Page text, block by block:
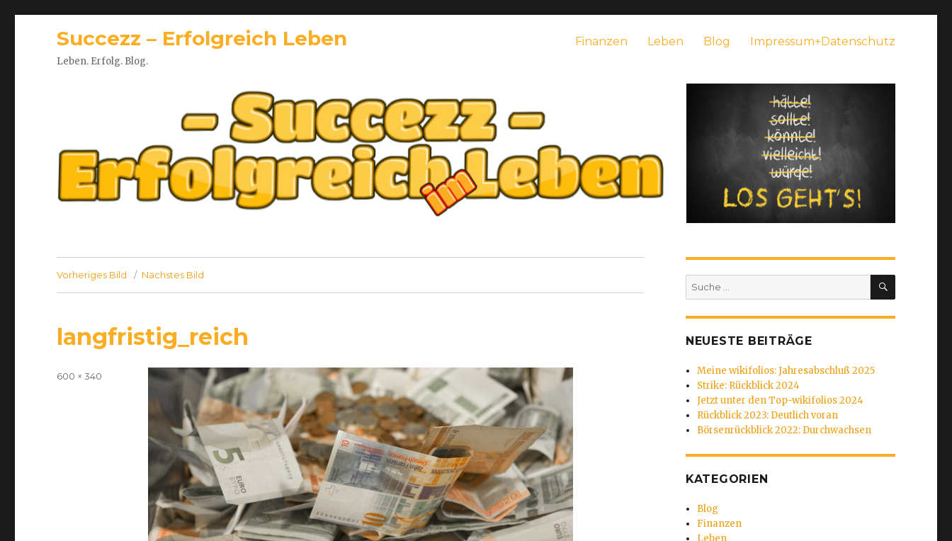
Succezz – Erfolgreich Leben
Leben. Erfolg. Blog.
Finanzen Leben Blog Impressum+Datenschutz
Vorheriges Bild Nächstes Bild
langfristig_reich
Volle
600 × 340
Suche
nach:
SUCHEN
NEUESTE BEITRÄGE
Meine wikifolios: Jahresabschluß 2025
Strike: Rückblick 2024
Jetzt unter den Top-wikifolios 2024
Rückblick 2023: Deutlich voran
Börsenrückblick 2022: Durchwachsen
KATEGORIEN
Blog
Finanzen
Leben